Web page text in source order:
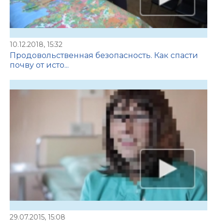
10.12.2018, 15:32
Продовольственная безопасность. Как спасти
почву от исто...
29.07.2015, 15:08